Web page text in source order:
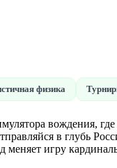
физика
вождения,
в глубь
игру